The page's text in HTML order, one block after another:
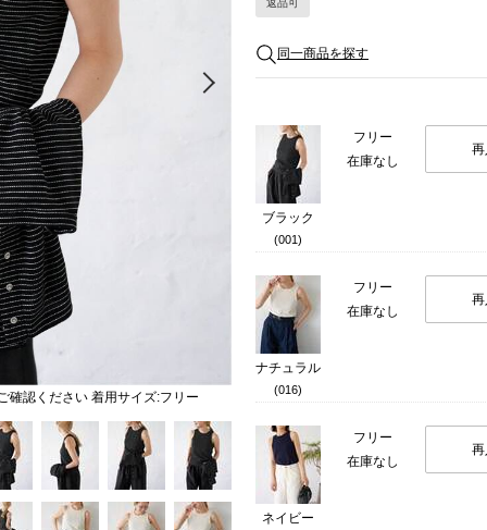
確認ください 着用サイズ:フリー
返品可
同一商品を探す
ブラック
(001)
フリー
在庫なし
ナチュラル
(016)
フリー
在庫なし
ネイビー
フリー
在庫なし